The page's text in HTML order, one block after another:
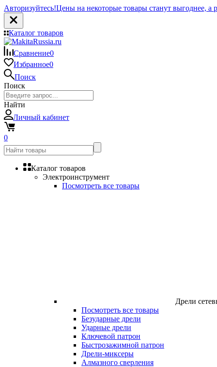
Авторизуйтесь!Цены на некоторые товары станут выгоднее, а
Каталог товаров
Сравнение0
Избранное0
Поиск
Поиск
Найти
Личный кабинет
0
Каталог товаров
Электроинструмент
Посмотреть все товары
Дрели
Посмотреть все товары
Безударные дрели
Ударные дрели
Ключевой патрон
Быстрозажимной патрон
Дрели-миксеры
Алмазного сверления